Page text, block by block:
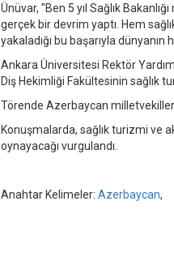
Ünüvar, "Ben 5 yıl Sağlık
gerçek bir devrim yaptı. Hem
yakaladığı bu başarıyla
Ankara Üniversitesi Rektör
Diş Hekimliği Fakültesinin sağlık
Törende Azerbaycan
Konuşmalarda, sağlık turizmi ve
oynayacağı vurgulandı.
Anahtar Kelimeler: Azerbaycan,